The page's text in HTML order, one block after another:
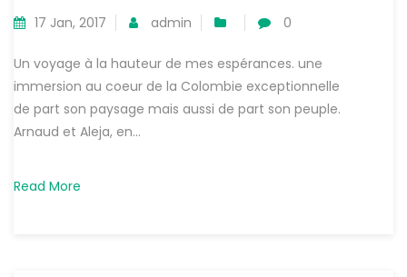
17 Jan, 2017 admin 0
Un voyage à la hauteur de mes espérances. une
immersion au coeur de la Colombie exceptionnelle
de part son paysage mais aussi de part son peuple.
Arnaud et Aleja, en...
Read More